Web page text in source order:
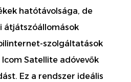
hatótávolsága, de
átjátszóállomások
szolgáltatások
Satellite adóvevők
Ez a rendszer ideális